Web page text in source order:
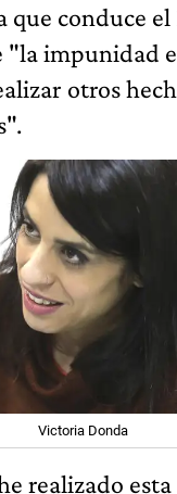
que conduce
"la impunidad
otros
Victoria Donda
realizado